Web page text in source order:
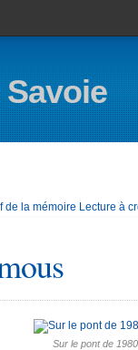
de la mémoire Lecture à
Sur le pont de